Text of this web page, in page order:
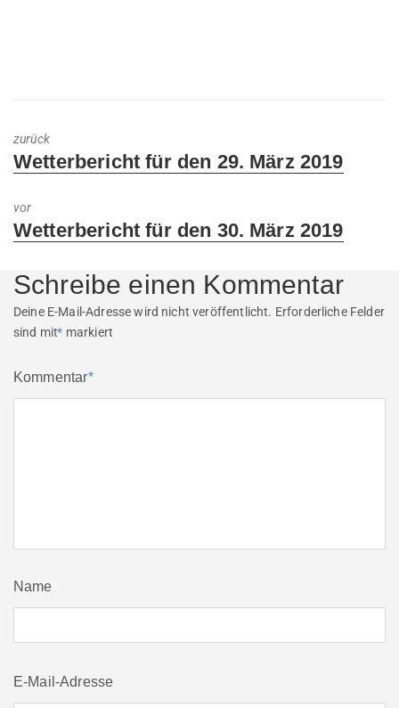
zurück
Previous
Wetterbericht für den 29. März 2019
vor
Next
Wetterbericht für den 30. März 2019
Schreibe einen Kommentar
Deine E-Mail-Adresse wird nicht veröffentlicht. Erforderliche Felder
sind mit* markiert
Kommentar*
Name
E-Mail-Adresse